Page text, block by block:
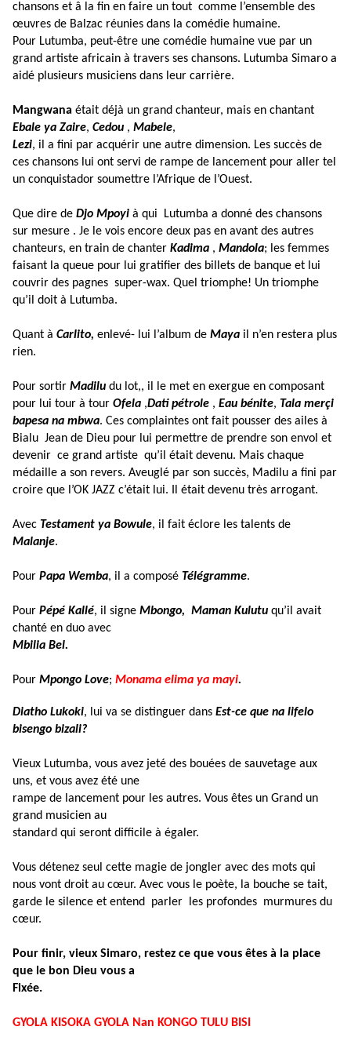
chansons et â la fin en faire un tout comme l’ensemble des
œuvres de Balzac réunies dans la comédie humaine.
Pour Lutumba, peut-être une comédie humaine vue par un
grand artiste africain à travers ses chansons. Lutumba Simaro a
aidé plusieurs musiciens dans leur carrière.
Mangwana était déjà un grand chanteur, mais en chantant
Ebale ya Zaire, Cedou , Mabele,
Lezi, il a fini par acquérir une autre dimension. Les succès de
ces chansons lui ont servi de rampe de lancement pour aller tel
un conquistador soumettre l’Afrique de l’Ouest.
Que dire de Djo Mpoyi à qui
Lutumba a donné des chansons
sur mesure . Je le vois encore deux pas en avant des autres
chanteurs, en train de chanter Kadima , Mandola; les femmes
faisant la queue pour lui gratifier des billets de banque et lui
couvrir des pagnes super-wax. Quel triomphe! Un triomphe
qu’il doit à Lutumba.
Quant à Carlito, enlevé- lui l’album de Maya il n’en restera plus
rien.
Pour sortir Madilu du lot,, il le met en exergue en composant
pour lui tour à tour Ofela ,Dati pétrole , Eau bénite, Tala merçi
bapesa na mbwa. Ces complaintes ont fait pousser des ailes à
Bialu Jean de Dieu pour lui permettre de prendre son envol et
devenir ce grand artiste qu’il était devenu. Mais chaque
médaille a son revers. Aveuglé par son succès, Madilu a fini par
croire que l’OK JAZZ c’était lui. Il était devenu très arrogant.
Avec Testament ya Bowule, il fait éclore les talents de
Malanje.
Pour Papa Wemba, il a composé Télégramme.
Pour Pépé Kallé, il signe Mbongo, Maman Kulutu qu’il avait
chanté en duo avec
Mbilia Bel.
Pour Mpongo Love; Monama elima ya mayi.
Diatho Lukoki, lui va se distinguer dans Est-ce que na lifelo
bisengo bizali?
Vieux Lutumba, vous avez jeté des bouées de sauvetage aux
uns, et vous avez été une
rampe de lancement pour les autres. Vous êtes un Grand un
grand musicien au
standard qui seront difficile à égaler.
Vous détenez seul cette magie de jongler avec des mots qui
nous vont droit au cœur. Avec vous le poète, la bouche se tait,
garde le silence et entend
parler les profondes murmures du
cœur.
Pour finir, vieux Simaro, restez ce que vous êtes à la place
que le bon Dieu vous a
Fixée.
GYOLA KISOKA GYOLA Nan KONGO TULU BISI